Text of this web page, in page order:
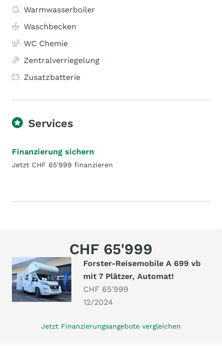
Warmwasserboiler
Waschbecken
WC Chemie
Zentralverriegelung
Zusatzbatterie
Services
Finanzierung sichern
Jetzt CHF 65'999 finanzieren
CHF 65'999
Forster-Reisemobile A 699 vb
mit 7 Plätzer, Automat!
CHF 65'999
12/2024
Jetzt Finanzierungsangebote vergleichen